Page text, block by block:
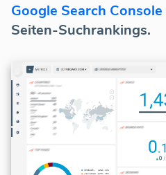
Google Search Console
Seiten-Suchrankings.